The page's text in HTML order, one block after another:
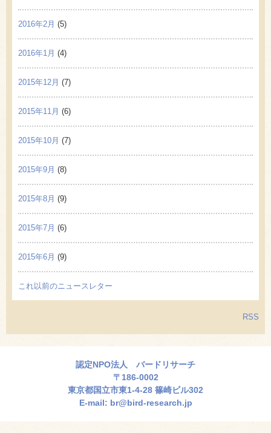
2016年2月 (5)
2016年1月 (4)
2015年12月 (7)
2015年11月 (6)
2015年10月 (7)
2015年9月 (8)
2015年8月 (9)
2015年7月 (6)
2015年6月 (9)
これ以前のニュースレター
RSS
認定NPO法人 バードリサーチ
〒186-0002
東京都国立市東1-4-28 篠崎ビル302
E-mail: br@bird-research.jp